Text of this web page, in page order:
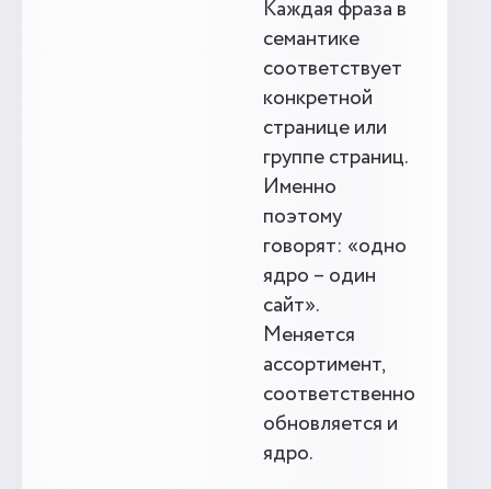
Каждая фраза в
семантике
соответствует
конкретной
странице или
группе страниц.
Именно
поэтому
говорят: «одно
ядро – один
сайт».
Меняется
ассортимент,
соответственно
обновляется и
ядро.